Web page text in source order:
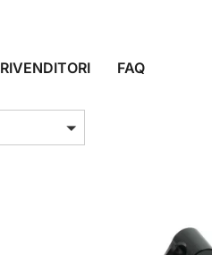
RIVENDITORI FAQ